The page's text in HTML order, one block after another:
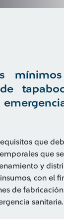
que
que
y
con el
de
sanitaria.